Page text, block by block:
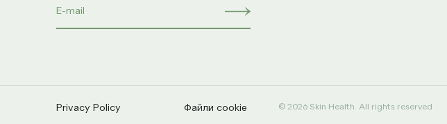
Privacy Policy Файли cookie © 2026 Skin Health. All rights reserved